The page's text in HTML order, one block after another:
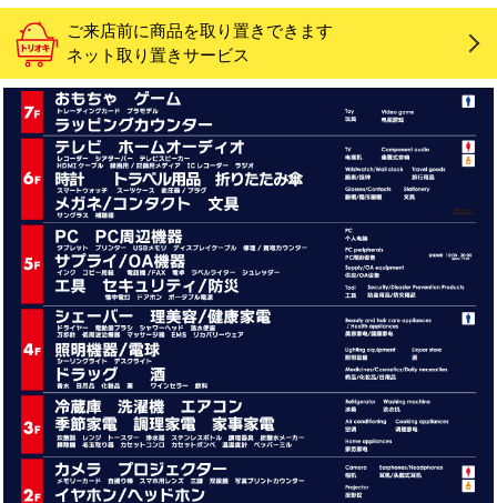
ご来店前に商品を取り置きできます
ネット取り置きサービス